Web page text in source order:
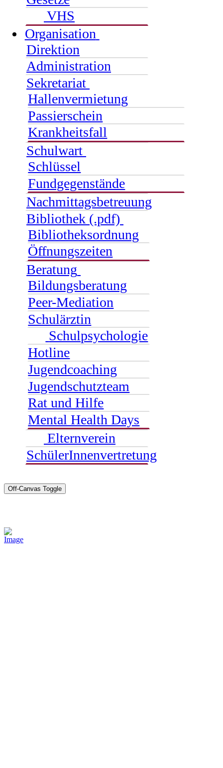
VHS
Organisation
Direktion
Administration
Sekretariat
Hallenvermietung
Passierschein
Krankheitsfall
Schulwart
Schlüssel
Fundgegenstände
Nachmittagsbetreuung
Bibliothek (.pdf)
Bibliotheksordnung
Öffnungszeiten
Beratung
Bildungsberatung
Peer-Mediation
Schulärztin
Schulpsychologie
Hotline
Jugendcoaching
Jugendschutzteam
Rat und Hilfe
Mental Health Days
Elternverein
SchülerInnenvertretung
Off-Canvas Toggle